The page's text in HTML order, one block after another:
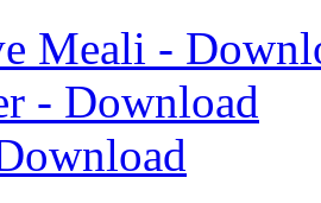
Meali -
- Download